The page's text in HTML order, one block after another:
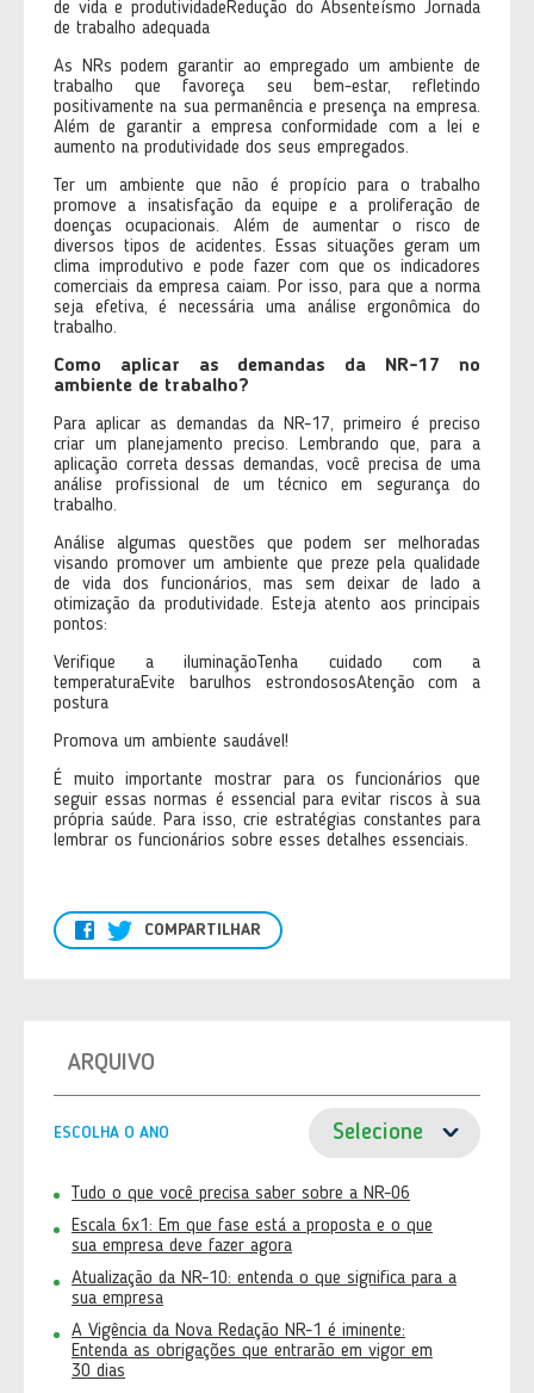
de vida e produtividadeRedução do Absenteísmo Jornada
de trabalho adequada
As NRs podem garantir ao empregado um ambiente de
trabalho que favoreça seu bem-estar, refletindo
positivamente na sua permanência e presença na empresa.
Além de garantir a empresa conformidade com a lei e
aumento na produtividade dos seus empregados.
Ter um ambiente que não é propício para o trabalho
promove a insatisfação da equipe e a proliferação de
doenças ocupacionais. Além de aumentar o risco de
diversos tipos de acidentes. Essas situações geram um
clima improdutivo e pode fazer com que os indicadores
comerciais da empresa caiam. Por isso, para que a norma
seja efetiva, é necessária uma análise ergonômica do
trabalho.
Como aplicar as demandas da NR-17 no
ambiente de trabalho?
Para aplicar as demandas da NR-17, primeiro é preciso
criar um planejamento preciso. Lembrando que, para a
aplicação correta dessas demandas, você precisa de uma
análise profissional de um técnico em segurança do
trabalho.
Análise algumas questões que podem ser melhoradas
visando promover um ambiente que preze pela qualidade
de vida dos funcionários, mas sem deixar de lado a
otimização da produtividade. Esteja atento aos principais
pontos:
Verifique a iluminaçãoTenha cuidado com a
temperaturaEvite barulhos estrondososAtenção com a
postura
Promova um ambiente saudável!
É muito importante mostrar para os funcionários que
seguir essas normas é essencial para evitar riscos à sua
própria saúde. Para isso, crie estratégias constantes para
lembrar os funcionários sobre esses detalhes essenciais.
COMPARTILHAR
ARQUIVO
ESCOLHA O ANO
Tudo o que você precisa saber sobre a NR-06
Escala 6x1: Em que fase está a proposta e o que
sua empresa deve fazer agora
Atualização da NR-10: entenda o que significa para a
sua empresa
A Vigência da Nova Redação NR-1 é iminente:
Entenda as obrigações que entrarão em vigor em
30 dias